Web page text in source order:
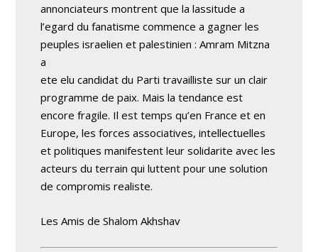
annonciateurs montrent que la lassitude a
l’egard du fanatisme commence a gagner les
peuples israelien et palestinien : Amram Mitzna
a
ete elu candidat du Parti travailliste sur un clair
programme de paix. Mais la tendance est
encore fragile. Il est temps qu’en France et en
Europe, les forces associatives, intellectuelles
et politiques manifestent leur solidarite avec les
acteurs du terrain qui luttent pour une solution
de compromis realiste.
Les Amis de Shalom Akhshav